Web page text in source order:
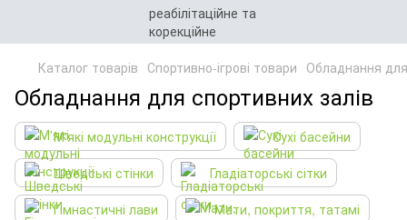
Каталог товарів Спортивно-ігрові товари Обладнання
Обладнання для спортивних залів
М'які модульні конструкції
Сухі басейни
Шведські стінки
Гладіаторські сітки
Гімнастичні лави
Мати, покриття, татамі